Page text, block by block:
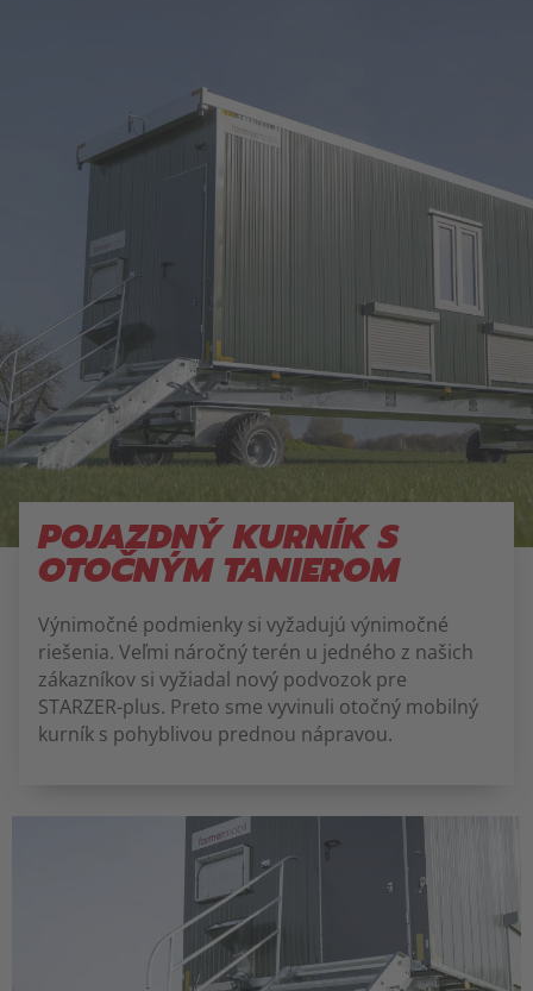
POJAZDNÝ KURNÍK S
OTOČNÝM TANIEROM
Výnimočné podmienky si vyžadujú výnimočné
riešenia. Veľmi náročný terén u jedného z našich
zákazníkov si vyžiadal nový podvozok pre
STARZER-plus. Preto sme vyvinuli otočný mobilný
kurník s pohyblivou prednou nápravou.